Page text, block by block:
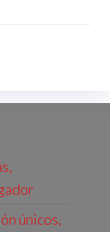
únicos,